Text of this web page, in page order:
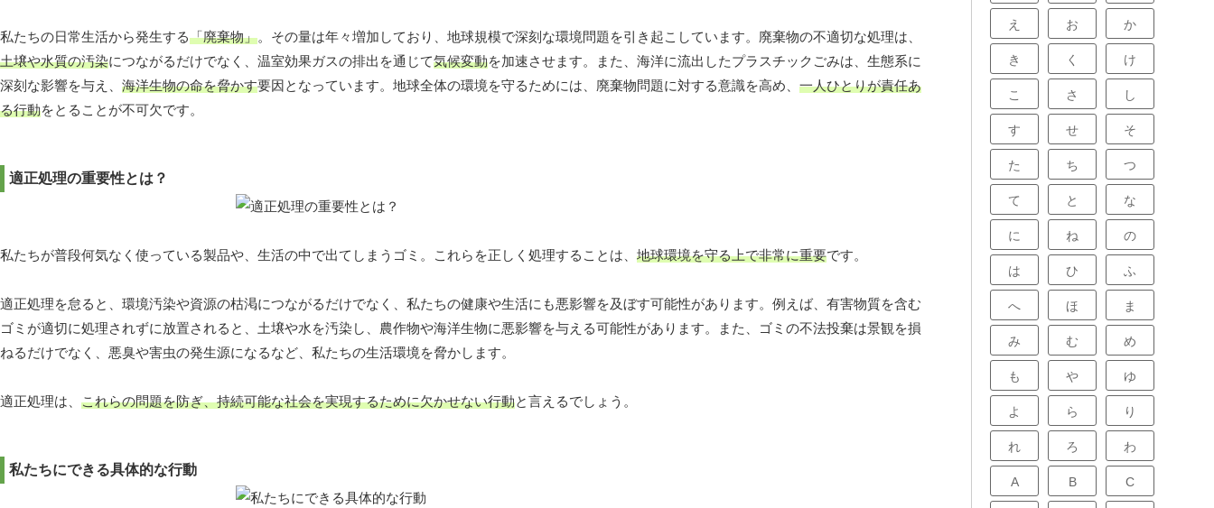
私たちの日常生活から発生する「廃棄物」。その量は年々増加しており、地球規模で深刻な環境問題を引き起こしています。廃棄物の不適切な処理は、
土壌や水質の汚染につながるだけでなく、温室効果ガスの排出を通じて気候変動を加速させます。また、海洋に流出したプラスチックごみは、生態系に
深刻な影響を与え、 海洋生物の命を脅かす要因となっています。地球全体の環境を守るためには、廃棄物問題に対する意識を高め、 一人ひとりが責任あ
る行動をとることが不可欠です。
適正処理の重要性とは？
私たちが普段何気なく使っている製品や、生活の中で出てしまうゴミ。これらを正しく処理することは、 地球環境を守る上で非常に重要です。
適正処理を怠ると、環境汚染や資源の枯渇につながるだけでなく、私たちの健康や生活にも悪影響を及ぼす可能性があります。例えば、有害物質を含む
ゴミが適切に処理されずに放置されると、土壌や水を汚染し、農作物や海洋生物に悪影響を与える可能性があります。また、ゴミの不法投棄は景観を損
ねるだけでなく、悪臭や害虫の発生源になるなど、私たちの生活環境を脅かします。
適正処理は、 これらの問題を防ぎ、持続可能な社会を実現するために欠かせない行動と言えるでしょう。
私たちにできる具体的な行動
え お か
き く け
こ さ し
す せ そ
た ち つ
て と な
に ね の
は ひ ふ
へ ほ ま
み む め
も や ゆ
よ ら り
れ ろ わ
A B C